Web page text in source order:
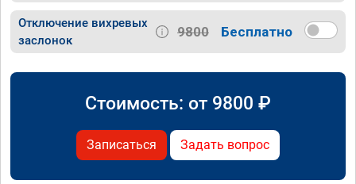
Отключение вихревых
заслонок
9800 Бесплатно
Стоимость: от 9800 ₽
Записаться Задать вопрос